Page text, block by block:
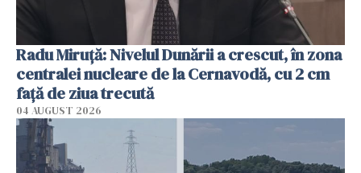
Radu Miruţă: Nivelul Dunării a crescut, în zona
centralei nucleare de la Cernavodă, cu 2 cm
faţă de ziua trecută
04 AUGUST 2026